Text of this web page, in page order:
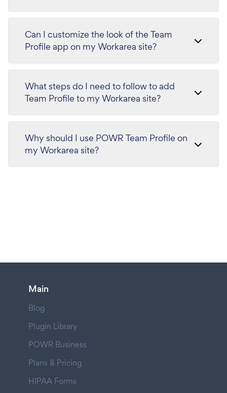
Can I customize the look of the Team
Profile app on my Workarea site?
What steps do I need to follow to add
Team Profile to my Workarea site?
Why should I use POWR Team Profile on
my Workarea site?
Main
Blog
Plugin Library
POWR Business
Plans & Pricing
HIPAA Forms